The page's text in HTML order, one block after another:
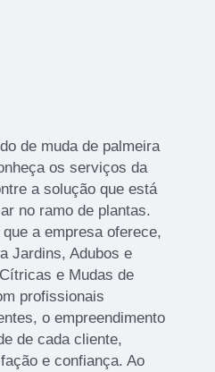
de muda de palmeira
os serviços da
a solução que está
no ramo de plantas.
a empresa oferece,
Jardins, Adubos e
e Mudas de
profissionais
o empreendimento
de cada cliente,
e confiança. Ao